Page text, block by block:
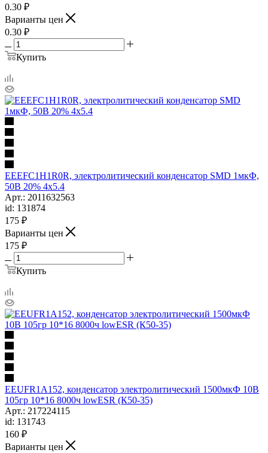
0.30 ₽
Варианты цен
0.30 ₽
Купить
EEEFC1H1R0R, электролитический конденсатор SMD 1мкФ,
50В 20% 4x5.4
Арт.: 2011632563
id: 131874
175 ₽
Варианты цен
175 ₽
Купить
EEUFR1A152, конденсатор электролитический 1500мкФ 10В
105гр 10*16 8000ч lowESR (К50-35)
Арт.: 217224115
id: 131743
160 ₽
Варианты цен